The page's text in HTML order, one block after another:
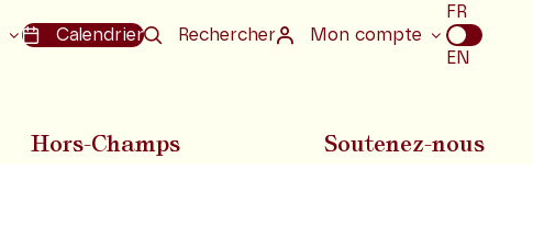
Calendrier Rechercher Mon compte
Choix
de
la
FR
EN
Hors-Champs Soutenez-nous